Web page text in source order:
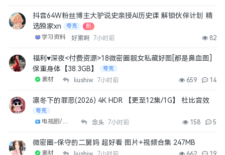
抖音64W粉丝博主大驴说史亲授AI历史课 解锁伙伴计划 精
选独家xn
夸克 新
学习资料 好累啊 7小时前 82
福利♥深夜<付费资源>18微密圈靓女私藏好图[都是鼻血图]
保重身体【38.3GB】
夸克
素材 liushiw 7小时前 659 14
凛冬下的罪恶(2026) 4K HDR 【更至12集/1G】 杜比音效
夸克
电视剧/剧集 念头 7小时前 158 5
微密圈-保守的二舅妈 超好看 图片+视频合集 247MB
素材
koyote
打卡
2月前 👍 0
河底的淤泥
留一下脚印
oooooopp
16天前